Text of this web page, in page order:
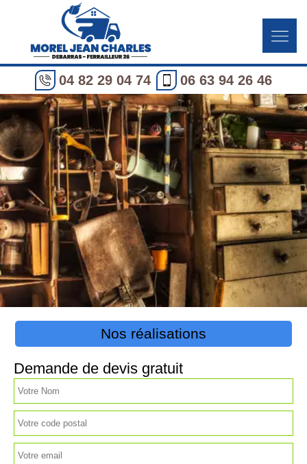
04 82 29 04 74 06 63 94 26 46
Nos réalisations
Demande de devis gratuit